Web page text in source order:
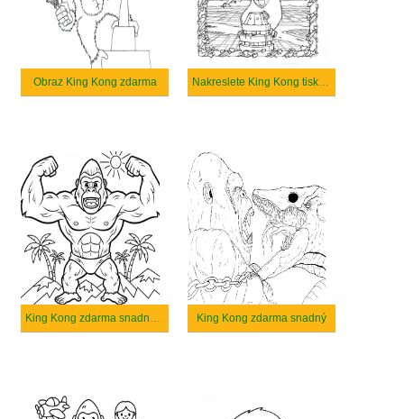
Obraz King Kong zdarma Nakreslete King Kong tisknutelné pro děti
King Kong zdarma snadný tisknutelné King Kong zdarma snadný